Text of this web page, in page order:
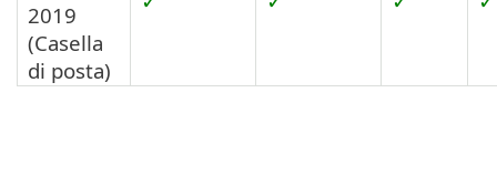
2019
(Casella
di posta)